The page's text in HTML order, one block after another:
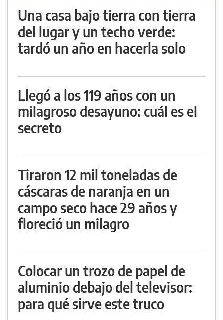
Una casa bajo tierra con tierra
del lugar y un techo verde:
tardó un año en hacerla solo
Llegó a los 119 años con un
milagroso desayuno: cuál es el
secreto
Tiraron 12 mil toneladas de
cáscaras de naranja en un
campo seco hace 29 años y
floreció un milagro
Colocar un trozo de papel de
aluminio debajo del televisor:
para qué sirve este truco